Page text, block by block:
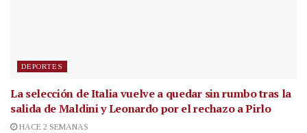
DEPORTES
La selección de Italia vuelve a quedar sin rumbo tras la
salida de Maldini y Leonardo por el rechazo a Pirlo
HACE 2 SEMANAS